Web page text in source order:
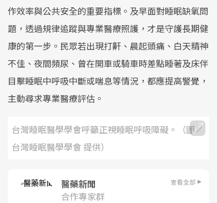
作效率與公共安全的重要指標。及早面對睡眠缺氧問
題，透過規律追蹤與專業醫療照護，才是守護長期健
康的第一步。民眾若出現打鼾、晨起頭痛、白天精神
不佳、夜間頻尿、曾在開車或騎車時差點睡著及床伴
目擊睡眠中呼吸中斷或喘息等情況，都應提高警覺，
主動尋求專業醫療評估。
台灣睡眠醫學學會呼籲正視睡眠呼吸障礙。（圖／
台灣睡眠醫學學會 提供）
醫藥新聞 查看全部
合作專家群